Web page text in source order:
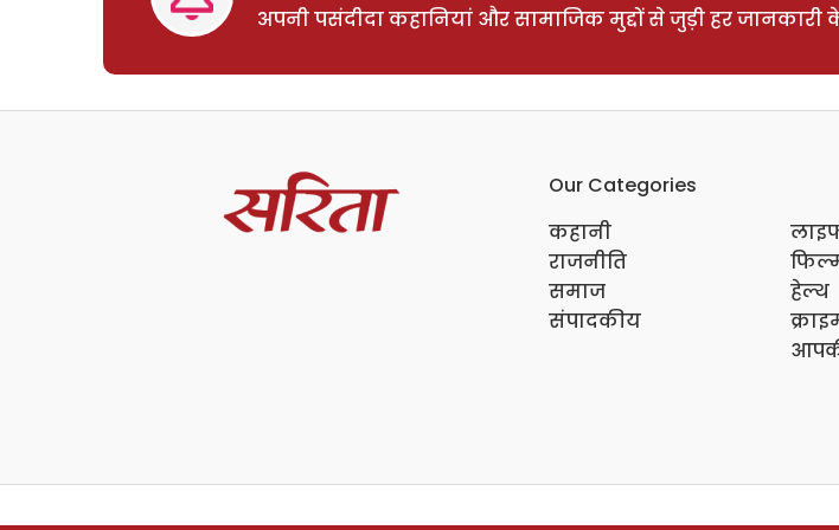
अपनी पसंदीदा कहानियां और सामाजिक मुद्दों से जुड़ी हर जानकारी
Our Categories
कहानी
राजनीति
समाज
संपादकीय
हेल्थ